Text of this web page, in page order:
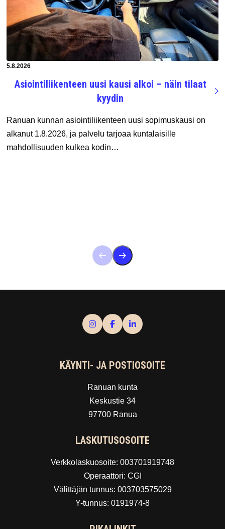
Artikkeli luotu:
5.8.2026
Asiointiliikenteen uusi kausi alkoi – näin tilaat
kyydin
Ranuan kunnan asiointiliikenteen uusi sopimuskausi on
alkanut 1.8.2026, ja palvelu tarjoaa kuntalaisille
mahdollisuuden kulkea kodin…
KÄYNTI- JA POSTIOSOITE
Ranuan kunta
Keskustie 34
97700 Ranua
LASKUTUSOSOITE
Verkkolaskuosoite: 003701919748
Operaattori: CGI
Välittäjän tunnus: 003703575029
Y-tunnus: 0191974-8